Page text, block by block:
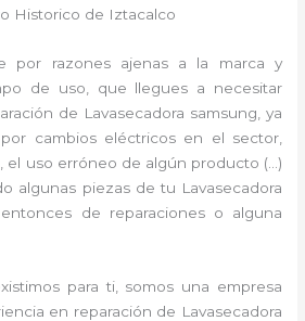
Historico de Iztacalco
por razones ajenas a la marca y
de uso, que llegues a necesitar
de Lavasecadora samsung, ya
cambios eléctricos en el sector,
el uso erróneo de algún producto (…)
algunas piezas de tu Lavasecadora
de reparaciones o alguna
para ti, somos una empresa
en reparación de Lavasecadora